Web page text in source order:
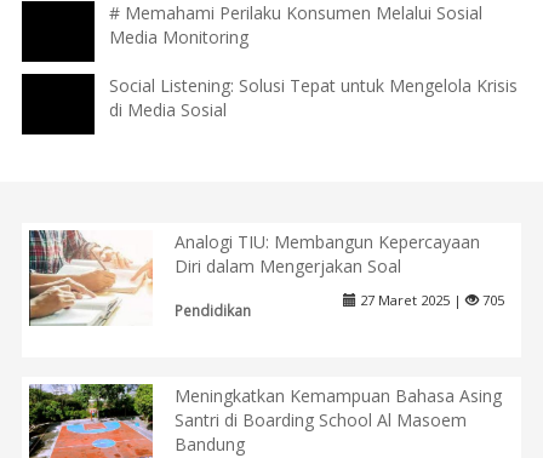
# Memahami Perilaku Konsumen Melalui Sosial
Media Monitoring
Social Listening: Solusi Tepat untuk Mengelola Krisis
di Media Sosial
Analogi TIU: Membangun Kepercayaan
Diri dalam Mengerjakan Soal
Pendidikan
27 Maret 2025 | 705
Meningkatkan Kemampuan Bahasa Asing
Santri di Boarding School Al Masoem
Bandung